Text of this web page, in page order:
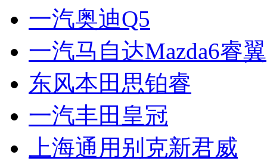
一汽奥迪Q5
一汽马自达Mazda6睿翼
东风本田思铂睿
一汽丰田皇冠
上海通用别克新君威